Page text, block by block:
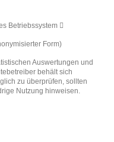
Betriebssystem 
Form)
Auswertungen und
behält sich
zu überprüfen, sollten
Nutzung hinweisen.